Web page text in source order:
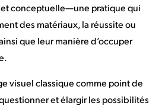
conceptuelle—une pratique qui
des matériaux, la réussite ou
que leur manière d’occuper
visuel classique comme point de
et élargir les possibilités